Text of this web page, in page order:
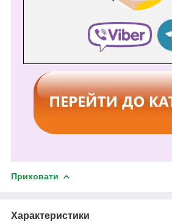
Приховати
Характеристики